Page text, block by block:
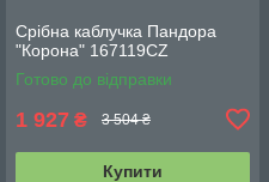
Срібна каблучка Пандора
"Корона" 167119CZ
Готово до відправки
1 927 ₴ 3 504 ₴
Купити